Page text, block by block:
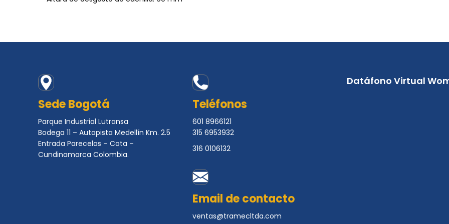
Sede Bogotá
Parque Industrial Lutransa
Bodega 11 – Autopista Medellín Km. 2.5
Entrada Parecelas – Cota –
Cundinamarca Colombia.
Teléfonos
601 8966121
315 6953932
316 0106132
Email de contacto
ventas@tramecltda.com
Datáfono Virtual